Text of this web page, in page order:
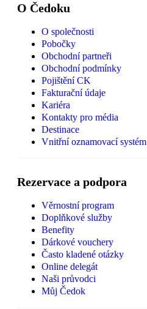
O Čedoku
O společnosti
Pobočky
Obchodní partneři
Obchodní podmínky
Pojištění CK
Fakturační údaje
Kariéra
Kontakty pro média
Destinace
Vnitřní oznamovací systém
Rezervace a podpora
Věrnostní program
Doplňkové služby
Benefity
Dárkové vouchery
Často kladené otázky
Online delegát
Naši průvodci
Můj Čedok